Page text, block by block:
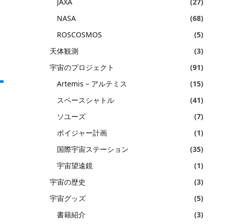
NASA
(68)
ROSCOSMOS
(5)
天体観測
(3)
宇宙のプロジェクト
(91)
Artemis – アルテミス
(15)
スペースシャトル
(41)
ソユーズ
(7)
ボイジャー計画
(1)
国際宇宙ステーション
(35)
宇宙望遠鏡
(1)
宇宙の歴史
(3)
宇宙グッズ
(5)
書籍紹介
(3)